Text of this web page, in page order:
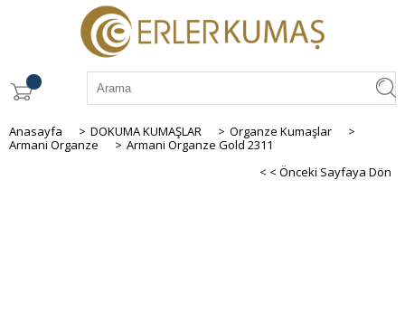
Anasayfa > DOKUMA KUMAŞLAR > Organze Kumaşlar
>
Armani Organze
> Armani Organze Gold 2311
< < Önceki Sayfaya Dön